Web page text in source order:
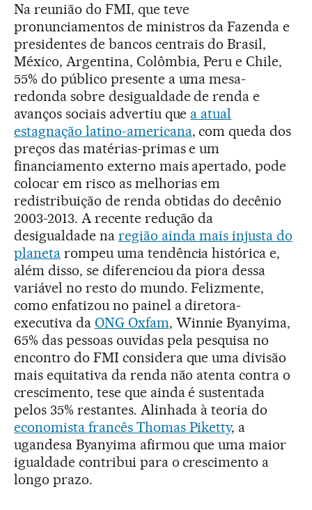
Na reunião do FMI, que teve
pronunciamentos de ministros da Fazenda e
presidentes de bancos centrais do Brasil,
México, Argentina, Colômbia, Peru e Chile,
55% do público presente a uma mesa-
redonda sobre desigualdade de renda e
avanços sociais advertiu que a atual
estagnação latino-americana, com queda dos
preços das matérias-primas e um
financiamento externo mais apertado, pode
colocar em risco as melhorias em
redistribuição de renda obtidas do decênio
2003-2013. A recente redução da
desigualdade na região ainda mais injusta do
planetarompeu uma tendência histórica e,
além disso, se diferenciou da piora dessa
variável no resto do mundo. Felizmente,
como enfatizou no painel a diretora-
executiva da ONG Oxfam, Winnie Byanyima,
65% das pessoas ouvidas pela pesquisa no
encontro do FMI considera que uma divisão
mais equitativa da renda não atenta contra o
crescimento, tese que ainda é sustentada
pelos 35% restantes. Alinhada à teoria do
economista francês Thomas Piketty, a
ugandesa Byanyima afirmou que uma maior
igualdade contribui para o crescimento a
longo prazo.